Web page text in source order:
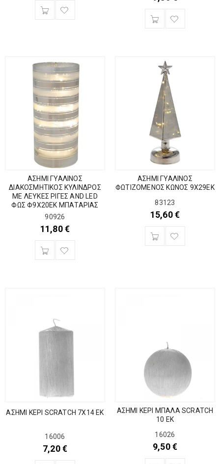
ΑΣΗΜΙ ΓΥΑΛΙΝΟΣ
ΔΙΑΚΟΣΜΗΤΙΚΟΣ ΚΥΛΙΝΔΡΟΣ
ΜΕ ΛΕΥΚΕΣ ΡΙΓΕΣ AND LED
ΦΩΣ Φ9Χ20ΕΚ ΜΠΑΤΑΡΙΑΣ
90926
11,80€
ΑΣΗΜΙ ΓΥΑΛΙΝΟΣ
ΦΩΤΙΖΟΜΕΝΟΣ ΚΩΝΟΣ 9Χ29ΕΚ
83123
15,60€
ΑΣΗΜΙ ΚΕΡΙ SCRATCH 7Χ14 ΕΚ
16006
7,20€
ΑΣΗΜΙ ΚΕΡΙ ΜΠΑΛΑ SCRATCH
10 ΕΚ
16026
9,50€